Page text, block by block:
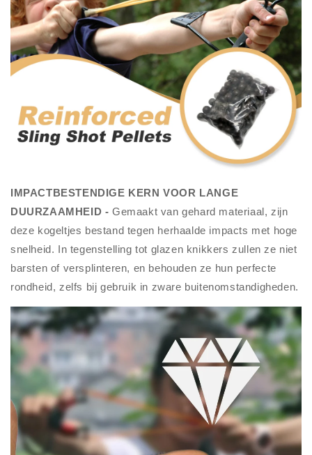
IMPACTBESTENDIGE KERN VOOR LANGE
DUURZAAMHEID -Gemaakt van gehard materiaal, zijn
deze kogeltjes bestand tegen herhaalde impacts met hoge
snelheid. In tegenstelling tot glazen knikkers zullen ze niet
barsten of versplinteren, en behouden ze hun perfecte
rondheid, zelfs bij gebruik in zware buitenomstandigheden.